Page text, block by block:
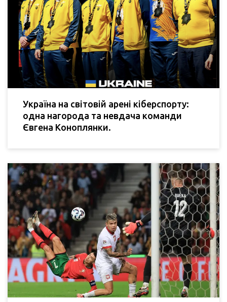
Україна на світовій арені кіберспорту:
одна нагорода та невдача команди
Євгена Коноплянки.